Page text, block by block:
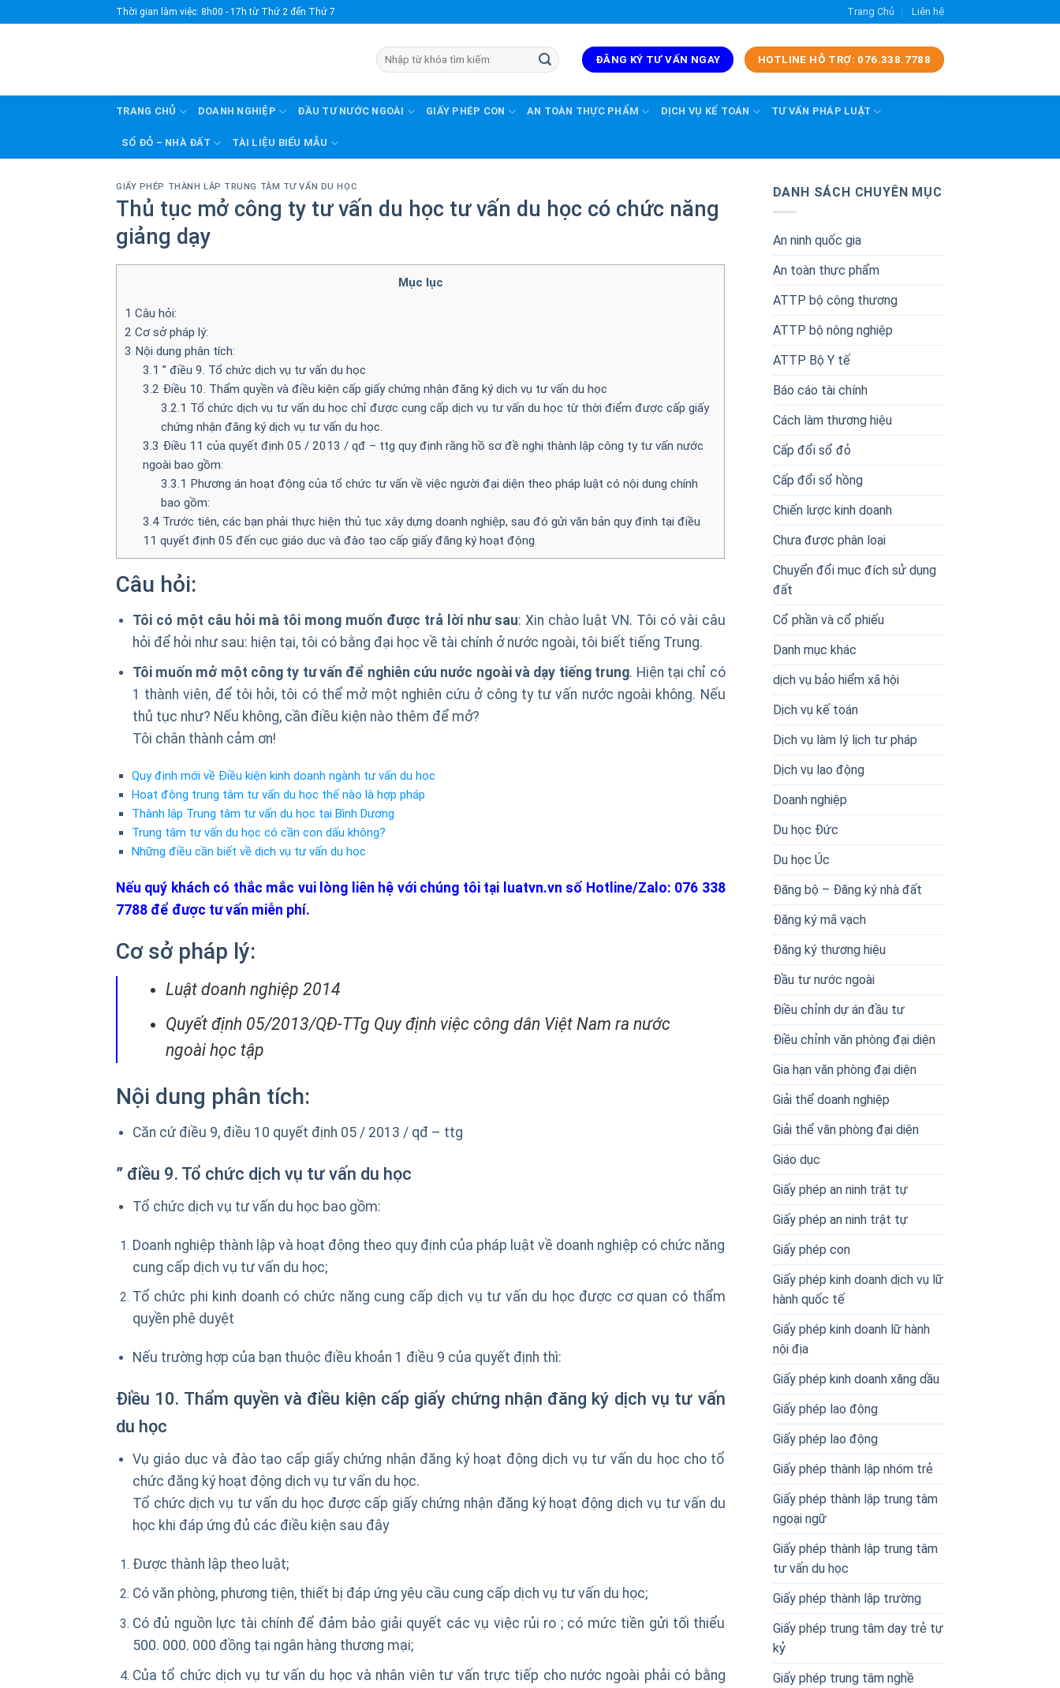
to
Thời gian làm việc: 8h00 - 17h từ Thứ 2 đến Thứ 7 Trang Chủ Liên hệ
ĐĂNG KÝ TƯ VẤN NGAY HOTLINE HỖ TRỢ: 076.338.7788
TRANG CHỦ DOANH NGHIỆP ĐẦU TƯ NƯỚC NGOÀI GIẤY PHÉP CON AN TOÀN THỰC PHẨM DỊCH VỤ KẾ TOÁN TƯ VẤN PHÁP LUẬT
SỔ ĐỎ – NHÀ ĐẤT TÀI LIỆU BIỂU MẪU
GIẤY PHÉP THÀNH LẬP TRUNG TÂM TƯ VẤN DU HỌC
Thủ tục mở công ty tư vấn du học tư vấn du học có chức năng
giảng dạy
Mục lục
1 Câu hỏi:
2 Cơ sở pháp lý:
3 Nội dung phân tích:
3.1 ” điều 9. Tổ chức dịch vụ tư vấn du học
3.2 Điều 10. Thẩm quyền và điều kiện cấp giấy chứng nhận đăng ký dịch vụ tư vấn du học
3.2.1 Tổ chức dịch vụ tư vấn du học chỉ được cung cấp dịch vụ tư vấn du học từ thời điểm được cấp giấy
chứng nhận đăng ký dịch vụ tư vấn du học.
3.3 Điều 11 của quyết định 05 / 2013 / qđ – ttg quy định rằng hồ sơ đề nghị thành lập công ty tư vấn nước
ngoài bao gồm:
3.3.1 Phương án hoạt động của tổ chức tư vấn về việc người đại diện theo pháp luật có nội dung chính
bao gồm:
3.4Trước tiên, các bạn phải thực hiện thủ tục xây dựng doanh nghiệp, sau đó gửi văn bản quy định tại điều
11 quyết định 05 đến cục giáo dục và đào tạo cấp giấy đăng ký hoạt động.
Câu hỏi:
Tôi có một câu hỏi mà tôi mong muốn được trả lời như sau: Xin chào luật VN. Tôi có vài câu
hỏi để hỏi như sau: hiện tại, tôi có bằng đại học về tài chính ở nước ngoài, tôi biết tiếng Trung.
Tôi muốn mở một công ty tư vấn để nghiên cứu nước ngoài và dạy tiếng trung. Hiện tại chỉ có
1 thành viên, để tôi hỏi, tôi có thể mở một nghiên cứu ở công ty tư vấn nước ngoài không. Nếu
thủ tục như? Nếu không, cần điều kiện nào thêm để mở?
Tôi chân thành cảm ơn!
Quy định mới về Điều kiện kinh doanh ngành tư vấn du học
Hoạt động trung tâm tư vấn du học thế nào là hợp pháp
Thành lập Trung tâm tư vấn du học tại Bình Dương
Trung tâm tư vấn du học có cần con dấu không?
Những điều cần biết về dịch vụ tư vấn du học
Nếu quý khách có thắc mắc vui lòng liên hệ với chúng tôi tại luatvn.vn số Hotline/Zalo: 076 338
7788 để được tư vấn miễn phí.
Cơ sở pháp lý:
Luật doanh nghiệp 2014
Quyết định 05/2013/QĐ-TTg Quy định việc công dân Việt Nam ra nước
ngoài học tập
Nội dung phân tích:
Căn cứ điều 9, điều 10 quyết định 05 / 2013 / qđ – ttg
” điều 9. Tổ chức dịch vụ tư vấn du học
Tổ chức dịch vụ tư vấn du học bao gồm:
Doanh nghiệp thành lập và hoạt động theo quy định của pháp luật về doanh nghiệp có chức năng
cung cấp dịch vụ tư vấn du học;
Tổ chức phi kinh doanh có chức năng cung cấp dịch vụ tư vấn du học được cơ quan có thẩm
quyền phê duyệt
Nếu trường hợp của bạn thuộc điều khoản 1 điều 9 của quyết định thì:
Điều 10. Thẩm quyền và điều kiện cấp giấy chứng nhận đăng ký dịch vụ tư vấn
du học
Vụ giáo dục và đào tạo cấp giấy chứng nhận đăng ký hoạt động dịch vụ tư vấn du học cho tổ
chức đăng ký hoạt động dịch vụ tư vấn du học.
Tổ chức dịch vụ tư vấn du học được cấp giấy chứng nhận đăng ký hoạt động dịch vụ tư vấn du
học khi đáp ứng đủ các điều kiện sau đây
Được thành lập theo luật;
Có văn phòng, phương tiện, thiết bị đáp ứng yêu cầu cung cấp dịch vụ tư vấn du học;
Có đủ nguồn lực tài chính để đảm bảo giải quyết các vụ việc rủi ro ; có mức tiền gửi tối thiểu
500. 000. 000 đồng tại ngân hàng thương mại;
Của tổ chức dịch vụ tư vấn du học và nhân viên tư vấn trực tiếp cho nước ngoài phải có bằng
DANH SÁCH CHUYÊN MỤC
An ninh quốc gia
An toàn thực phẩm
ATTP bộ công thương
ATTP bộ nông nghiệp
ATTP Bộ Y tế
Báo cáo tài chính
Cách làm thương hiệu
Cấp đổi sổ đỏ
Cấp đổi sổ hồng
Chiến lược kinh doanh
Chưa được phân loại
Chuyển đổi mục đích sử dụng
đất
Cổ phần và cổ phiếu
Danh mục khác
dịch vụ bảo hiểm xã hội
Dịch vụ kế toán
Dịch vụ làm lý lịch tư pháp
Dịch vụ lao động
Doanh nghiệp
Du học Đức
Du học Úc
Đăng bộ – Đăng ký nhà đất
Đăng ký mã vạch
Đăng ký thương hiệu
Đầu tư nước ngoài
Điều chỉnh dự án đầu tư
Điều chỉnh văn phòng đại diện
Gia hạn văn phòng đại diện
Giải thể doanh nghiệp
Giải thể văn phòng đại diện
Giáo dục
Giấy phép an ninh trật tự
Giấy phép an ninh trật tự
Giấy phép con
Giấy phép kinh doanh dịch vụ lữ
hành quốc tế
Giấy phép kinh doanh lữ hành
nội địa
Giấy phép kinh doanh xăng dầu
Giấy phép lao động
Giấy phép lao động
Giấy phép thành lập nhóm trẻ
Giấy phép thành lập trung tâm
ngoại ngữ
Giấy phép thành lập trung tâm
tư vấn du học
Giấy phép thành lập trường
Giấy phép trung tâm dạy trẻ tự
kỷ
Giấy phép trung tâm nghề